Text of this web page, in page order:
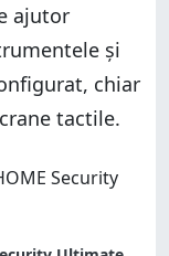
ajutor
și
chiar
tactile.